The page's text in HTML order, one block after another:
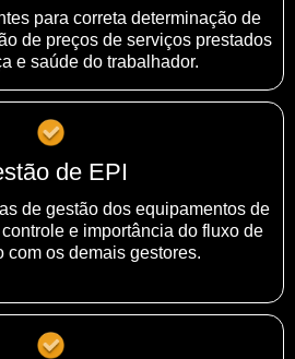
para correta determinação de
de preços de serviços prestados
e saúde do trabalhador.
de EPI
de gestão dos equipamentos de
e importância do fluxo de
com os demais gestores.